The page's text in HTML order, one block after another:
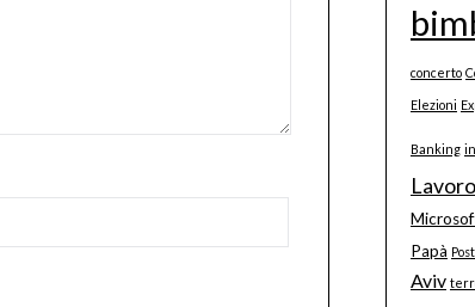
concerto
Elezioni
Banking
Lavoro
Papà
Aviv